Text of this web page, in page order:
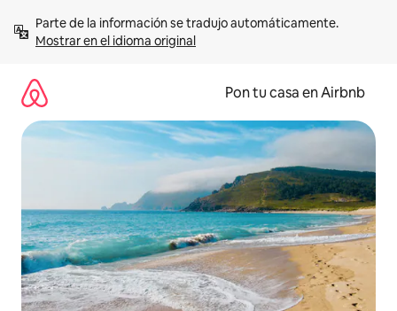
contenidoMostrar en el idioma original
Pon tu casa en Airbnb